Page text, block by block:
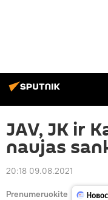
JAV, JK ir
naujas
20:18 09.08.2021
Prenumeruokite